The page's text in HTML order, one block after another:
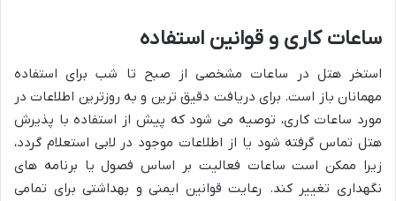
ساعات کاری و قوانین استفاده
استخر هتل در ساعات مشخصی از صبح تا شب برای استفاده
مهمانان باز است. برای دریافت دقیق ترین و به روزترین اطلاعات در
مورد ساعات کاری، توصیه می شود که پیش از استفاده با پذیرش
هتل تماس گرفته شود یا از اطلاعات موجود در لابی استعلام گردد،
زیرا ممکن است ساعات فعالیت بر اساس فصول یا برنامه های
نگهداری تغییر کند. رعایت قوانین ایمنی و بهداشتی برای تمامی